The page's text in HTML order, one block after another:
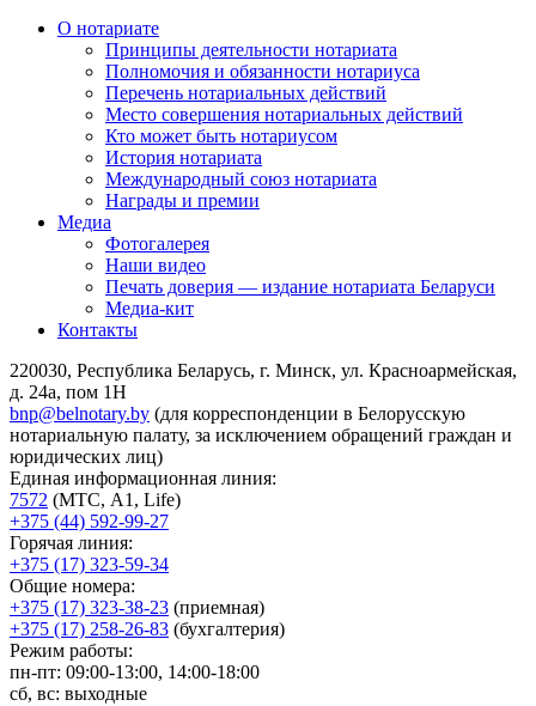
О нотариате
Принципы деятельности нотариата
Полномочия и обязанности нотариуса
Перечень нотариальных действий
Место совершения нотариальных действий
Кто может быть нотариусом
История нотариата
Международный союз нотариата
Награды и премии
Медиа
Фотогалерея
Наши видео
Печать доверия — издание нотариата Беларуси
Медиа-кит
Контакты
220030, Республика Беларусь, г. Минск, ул. Красноармейская,
д. 24а, пом 1Н
bnp@belnotary.by (для корреспонденции в Белорусскую
нотариальную палату, за исключением обращений граждан и
юридических лиц)
Единая информационная линия:
7572 (МТС, A1, Life)
+375 (44) 592-99-27
Горячая линия:
+375 (17) 323-59-34
Общие номера:
+375 (17) 323-38-23 (приемная)
+375 (17) 258-26-83 (бухгалтерия)
Режим работы:
пн-пт: 09:00-13:00, 14:00-18:00
сб, вс: выходные